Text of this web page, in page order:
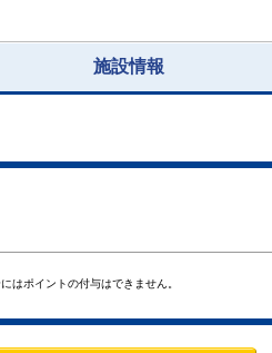
施設情報
はポイントの付与はできません。